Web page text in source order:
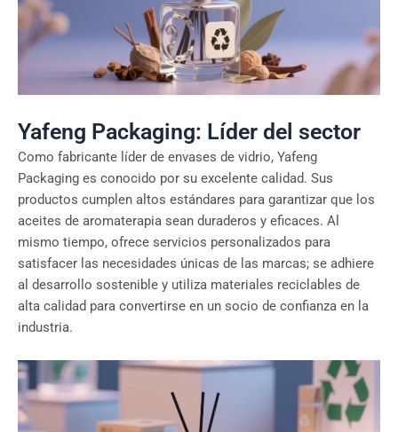
Yafeng Packaging: Líder del sector
Como fabricante líder de envases de vidrio, Yafeng
Packaging es conocido por su excelente calidad. Sus
productos cumplen altos estándares para garantizar que los
aceites de aromaterapia sean duraderos y eficaces. Al
mismo tiempo, ofrece servicios personalizados para
satisfacer las necesidades únicas de las marcas; se adhiere
al desarrollo sostenible y utiliza materiales reciclables de
alta calidad para convertirse en un socio de confianza en la
industria.